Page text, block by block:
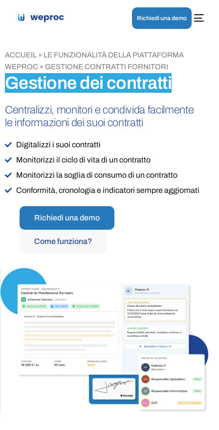
Richiedi una demo
ACCUEIL » LE FUNZIONALITÀ DELLA PIATTAFORMA
WEPROC » GESTIONE CONTRATTI FORNITORI
Gestione dei contratti
Centralizzi, monitori e condivida facilmente
le informazioni dei suoi contratti
Digitalizzi i suoi contratti
Monitorizzi il ciclo di vita di un contratto
Monitorizzi la soglia di consumo di un contratto
Conformità, cronologia e indicatori sempre aggiornati
Richiedi una demo
Come funziona?